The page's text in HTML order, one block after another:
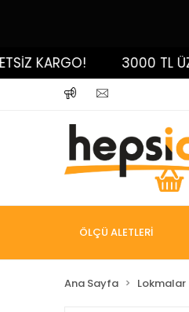
KARGO! 3000 TL ÜZERİ
ÖLÇÜ ALETLERİ
Ana Sayfa Lokmalar